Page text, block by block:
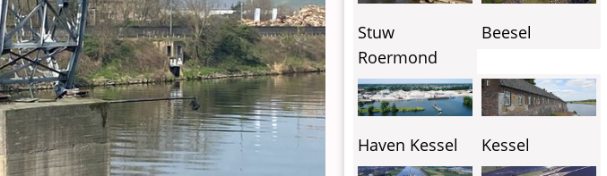
Stuw
Roermond
Beesel
Haven Kessel Kessel